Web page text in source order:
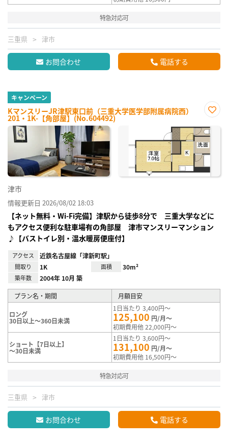
特急対応可
三重県 津市
お問合わせ 電話する
キャンペーン
KマンスリーJR津駅東口前（三重大学医学部附属病院西）
201・1K-【角部屋】(No.604492)
に入
り登
録
津市
情報更新日 2026/08/02 18:03
【ネット無料・Wi-Fi完備】津駅から徒歩8分で 三重大学などに
もアクセス便利な駐車場有の角部屋 津市マンスリーマンション
♪【バストイレ別・温水暖房便座付】
アクセス 近鉄名古屋線「津新町駅」
間取り 1K 面積 30m²
築年数 2004年 10月 築
プラン名・期間 月額目安
ロング
30日以上～360日未満
1日当たり 3,400円～
125,100 円/月～
初期費用他 22,000円～
ショート【7日以上】
～30日未満
1日当たり 3,600円～
131,100 円/月～
初期費用他 16,500円～
特急対応可
三重県 津市
お問合わせ 電話する